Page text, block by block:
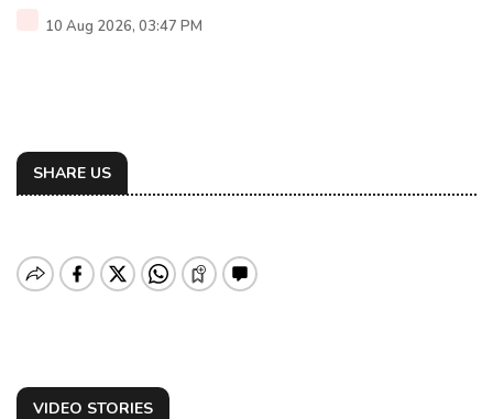
10 Aug 2026, 03:47 PM
SHARE US
VIDEO STORIES